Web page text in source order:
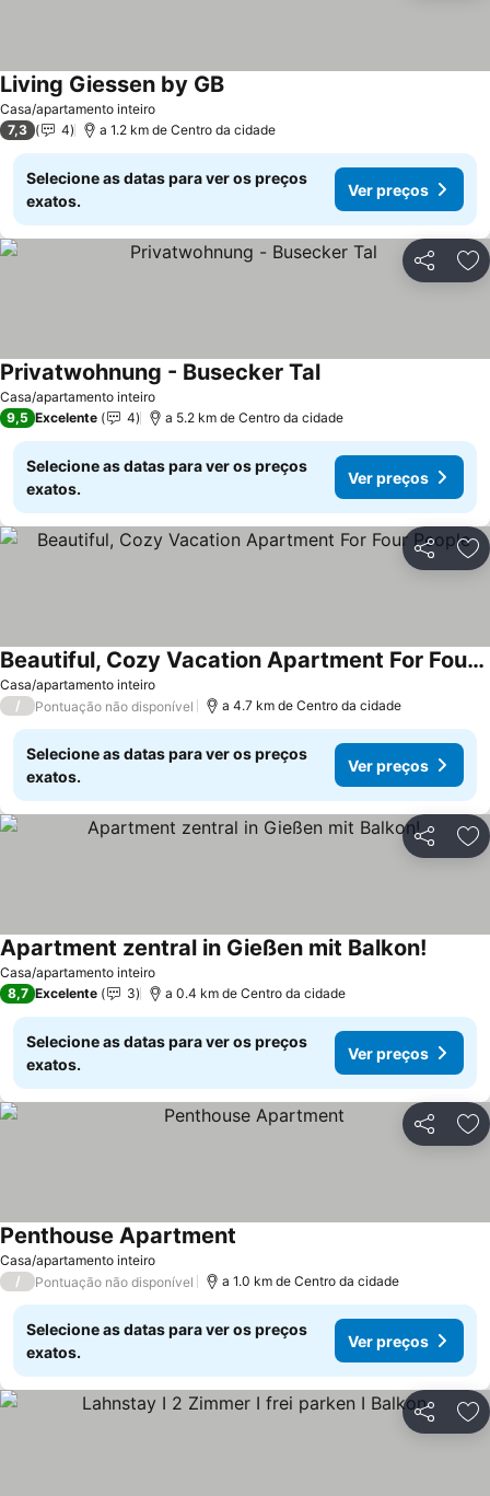
Casa/apartamento inteiro
Living Giessen by GB
7,3 4 a 1.2 km de Centro da cidade
Selecione as datas para ver os preços
exatos.
Ver preços
Partilhar
Casa/apartamento inteiro
Privatwohnung - Busecker Tal
9,5 Excelente 4 a 5.2 km de Centro da cidade
Selecione as datas para ver os preços
exatos.
Ver preços
Partilhar
Casa/apartamento inteiro
Beautiful, Cozy Vacation Apartment For Four People
/ Pontuação não disponível a 4.7 km de Centro da cidade
Selecione as datas para ver os preços
exatos.
Ver preços
Partilhar
Casa/apartamento inteiro
Apartment zentral in Gießen mit Balkon!
8,7 Excelente 3 a 0.4 km de Centro da cidade
Selecione as datas para ver os preços
exatos.
Ver preços
Partilhar
Casa/apartamento inteiro
Penthouse Apartment
/ Pontuação não disponível a 1.0 km de Centro da cidade
Selecione as datas para ver os preços
exatos.
Ver preços
Partilhar